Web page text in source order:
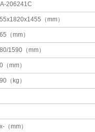
206241C
（mm）
（mm）
1590（mm）
（mm）
（kg）
（mm）